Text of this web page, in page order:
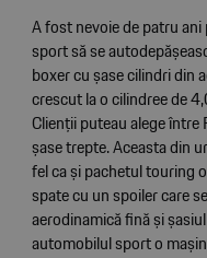
A fost nevoie de patru
sport să se
boxer cu șase cilindri din
crescut la o cilindree de
Clienții puteau alege
șase trepte. Aceasta din
fel ca și pachetul touring
spate cu un spoiler care
aerodinamică fină și
automobilul sport o